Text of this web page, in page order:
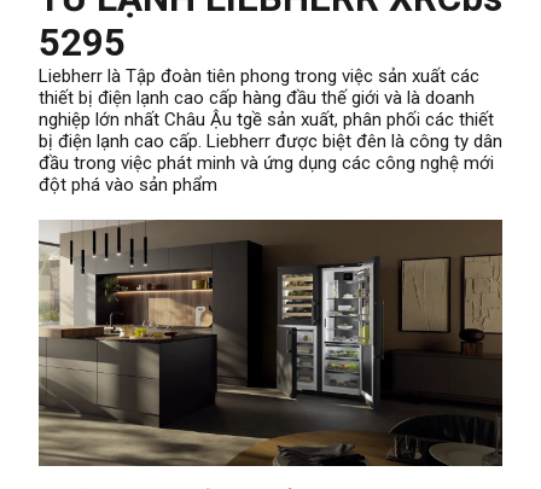
5295
Liebherr là Tập đoàn tiên phong trong việc sản xuất các
thiết bị điện lạnh cao cấp hàng đầu thế giới và là doanh
nghiệp lớn nhất Châu Ậu tgề sản xuất, phân phối các thiết
bị điện lạnh cao cấp. Liebherr được biệt đên là công ty dân
đầu trong việc phát minh và ứng dụng các công nghệ mới
đột phá vào sản phẩm